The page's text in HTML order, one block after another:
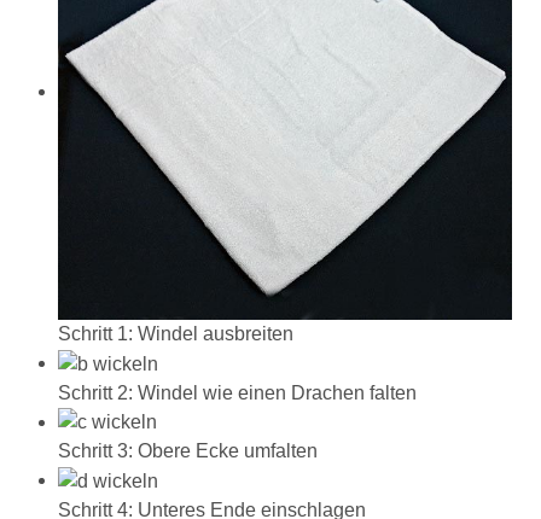
Schritt 1: Windel ausbreiten
Schritt 2: Windel wie einen Drachen falten
Schritt 3: Obere Ecke umfalten
Schritt 4: Unteres Ende einschlagen